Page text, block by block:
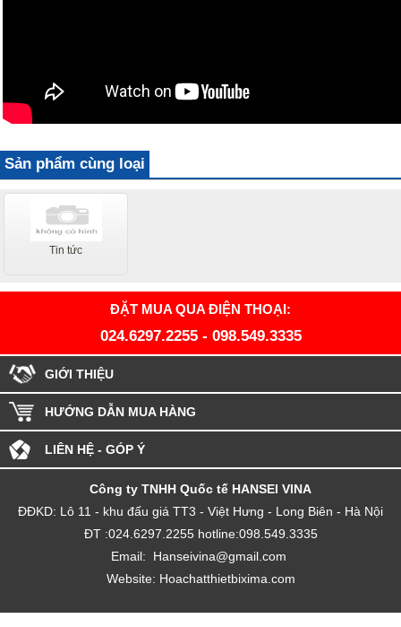
Sản phẩm cùng loại
Tin tức
ĐẶT MUA QUA ĐIỆN THOẠI:
024.6297.2255- 098.549.3335
GIỚI THIỆU
HƯỚNG DẪN MUA HÀNG
LIÊN HỆ - GÓP Ý
Công ty TNHH Quốc tế HANSEI VINA
ĐĐKD: Lô 11 - khu đấu giá TT3 - Việt Hưng - Long Biên - Hà Nội
ĐT :024.6297.2255hotline:098.549.3335
Email: Hanseivina@gmail.com
Website: Hoachatthietbixima.com